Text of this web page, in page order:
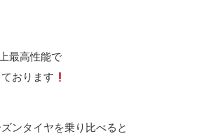
最高性能で
おります
ンタイヤを乗り比べると